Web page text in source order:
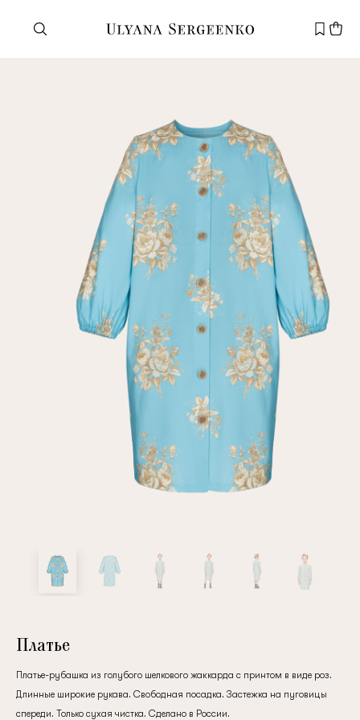
Служба поддержки
+7 495 105 70 25
support@ulyanasergeenko.com
Пн—Пт
11—19
Новый
клиент
Электронная почта
условиями
политики конфиденциальности
Зарегистрированный
Платье
Платье-рубашка из голубого шелкового жаккарда с принтом в виде роз.
Длинные широкие рукава. Свободная посадка. Застежка на пуговицы
спереди. Только сухая чистка. Сделано в России.